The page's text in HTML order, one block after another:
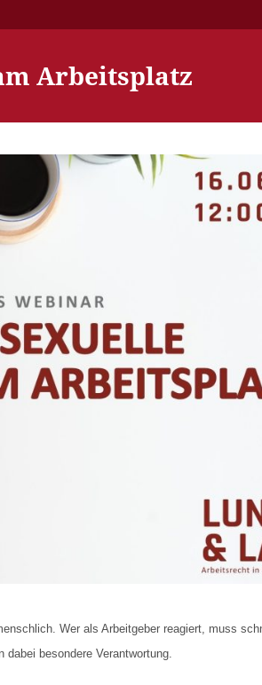
Arbeitsplatz
Wer als Arbeitgeber reagiert, muss
besondere Verantwortung.